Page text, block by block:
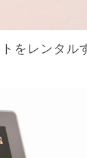
をレンタル